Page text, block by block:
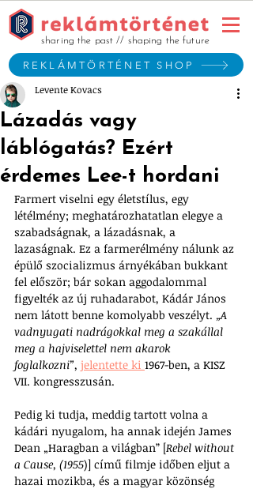
REKLÁMTÖRTÉNET SHOP
sharing the past // shaping the future
Lázadás vagy
láblógatás? Ezért
érdemes Lee-t hordani
Levente Kovacs
Farmert viselni egy életstílus, egy
létélmény; meghatározhatatlan elegye a
szabadságnak, a lázadásnak, a
lazaságnak. Ez a farmerélmény nálunk az
épülő szocializmus árnyékában bukkant
fel először; bár sokan aggodalommal
figyelték az új ruhadarabot, Kádár János
nem látott benne komolyabb veszélyt. „A
vadnyugati nadrágokkal meg a szakállal
meg a hajviselettel nem akarok
foglalkozni”, jelentette ki 1967-ben, a KISZ
VII. kongresszusán.
Pedig ki tudja, meddig tartott volna a
kádári nyugalom, ha annak idején James
Dean „Haragban a világban” [Rebel without
a Cause, (1955)] című filmje időben eljut a
hazai mozikba, és a magyar közönség